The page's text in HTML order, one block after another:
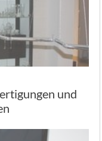
und